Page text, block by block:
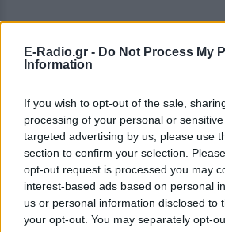
E-Radio.gr - Do Not Process My
Information
If you wish to opt-out of the sale,
processing of your personal or
targeted advertising by us, please use
section to confirm your selection.
opt-out request is processed you may
interest-based ads based on personal
us or personal information disclosed to
your opt-out. You may separately opt-